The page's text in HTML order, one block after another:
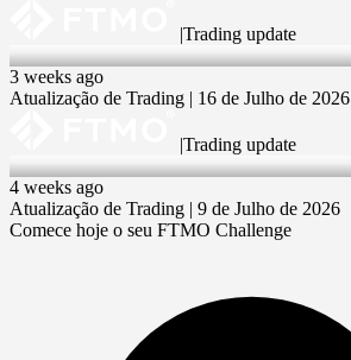
|Trading update
16 Jul 2026
3 weeks ago
Atualização de Trading | 16 de Julho de 2026
|Trading update
9 Jul 2026
4 weeks ago
Atualização de Trading | 9 de Julho de 2026
Comece hoje o seu FTMO Challenge